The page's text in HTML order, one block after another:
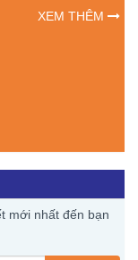
THÊM
mới nhất đến bạn